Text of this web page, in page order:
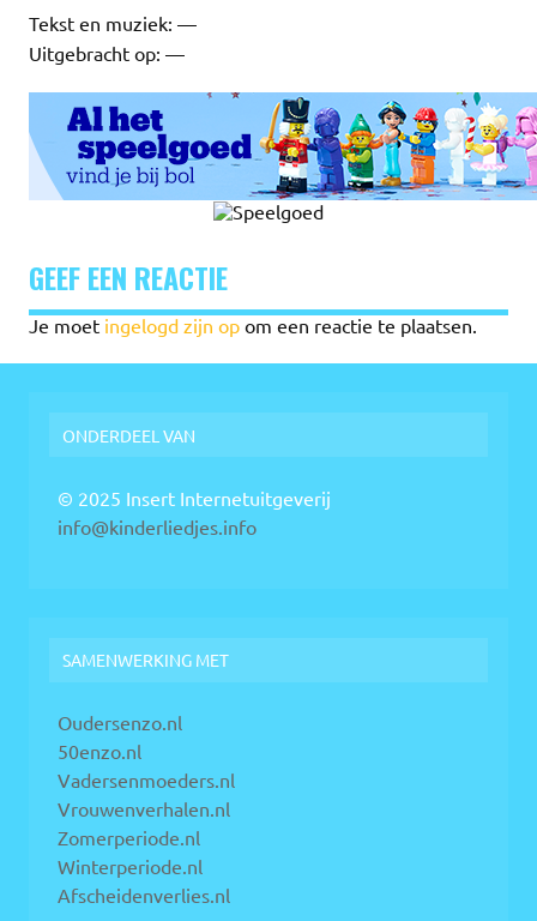
Tekst en muziek: —
Uitgebracht op: —
GEEF EEN REACTIE
Je moet ingelogd zijn op om een reactie te plaatsen.
ONDERDEEL VAN
© 2025 Insert Internetuitgeverij
info@kinderliedjes.info
SAMENWERKING MET
Oudersenzo.nl
50enzo.nl
Vadersenmoeders.nl
Vrouwenverhalen.nl
Zomerperiode.nl
Winterperiode.nl
Afscheidenverlies.nl